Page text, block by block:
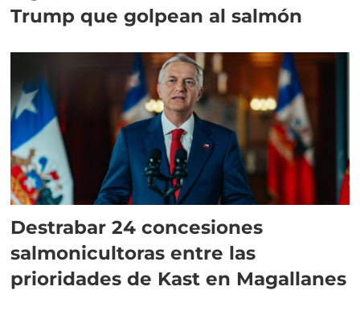
Trump que golpean al salmón
Destrabar 24 concesiones
salmonicultoras entre las
prioridades de Kast en Magallanes